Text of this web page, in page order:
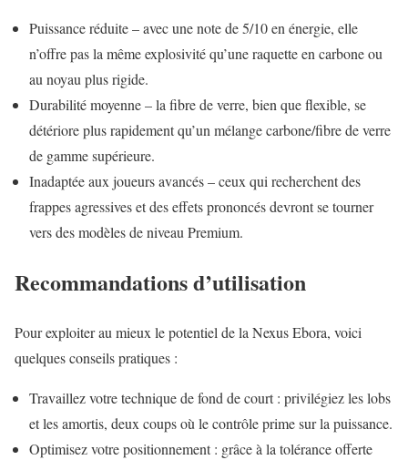
Puissance réduite – avec une note de 5/10 en énergie, elle
n’offre pas la même explosivité qu’une raquette en carbone ou
au noyau plus rigide.
Durabilité moyenne – la fibre de verre, bien que flexible, se
détériore plus rapidement qu’un mélange carbone/fibre de verre
de gamme supérieure.
Inadaptée aux joueurs avancés – ceux qui recherchent des
frappes agressives et des effets prononcés devront se tourner
vers des modèles de niveau Premium.
Recommandations d’utilisation
Pour exploiter au mieux le potentiel de la Nexus Ebora, voici
quelques conseils pratiques :
Travaillez votre technique de fond de court : privilégiez les lobs
et les amortis, deux coups où le contrôle prime sur la puissance.
Optimisez votre positionnement : grâce à la tolérance offerte